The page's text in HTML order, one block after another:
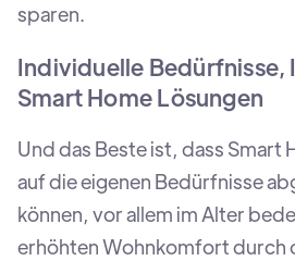
sparen.
Individuelle Bedürfnisse,
Smart Home Lösungen
Und das Beste ist, dass Smart
auf die eigenen Bedürfnisse
können, vor allem im Alter
erhöhten Wohnkomfort durch